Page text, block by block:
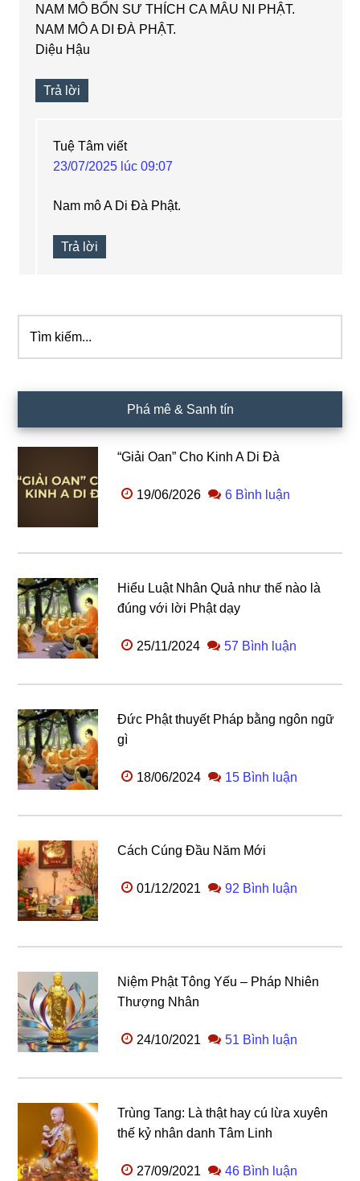
NAM MÔ BỔN SƯ THÍCH CA MÂU NI PHẬT.
NAM MÔ A DI ĐÀ PHẬT.
Diệu Hậu
Trả lời
Tuệ Tâm viết
23/07/2025 lúc 09:07
Nam mô A Di Đà Phật.
Trả lời
Sidebar
chính
kiếm...
Phá mê & Sanh tín
“Giải Oan” Cho Kinh A Di Đà
19/06/2026 6 Bình luận
Hiểu Luật Nhân Quả như thế nào là
đúng với lời Phật dạy
25/11/2024 57 Bình luận
Đức Phật thuyết Pháp bằng ngôn ngữ
gì
18/06/2024 15 Bình luận
Cách Cúng Đầu Năm Mới
01/12/2021 92 Bình luận
Niệm Phật Tông Yếu – Pháp Nhiên
Thượng Nhân
24/10/2021 51 Bình luận
Trùng Tang: Là thật hay cú lừa xuyên
thế kỷ nhân danh Tâm Linh
27/09/2021 46 Bình luận